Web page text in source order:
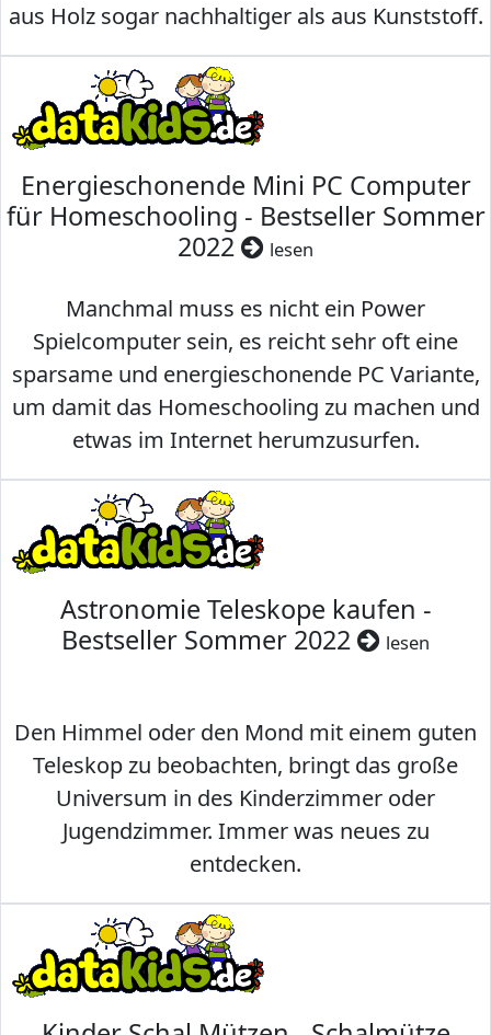
aus Holz sogar nachhaltiger als aus Kunststoff.
Energieschonende Mini PC Computer
für Homeschooling - Bestseller Sommer
2022
lesen
Manchmal muss es nicht ein Power
Spielcomputer sein, es reicht sehr oft eine
sparsame und energieschonende PC Variante,
um damit das Homeschooling zu machen und
etwas im Internet herumzusurfen.
Astronomie Teleskope kaufen -
Bestseller Sommer 2022
lesen
Den Himmel oder den Mond mit einem guten
Teleskop zu beobachten, bringt das große
Universum in des Kinderzimmer oder
Jugendzimmer. Immer was neues zu
entdecken.